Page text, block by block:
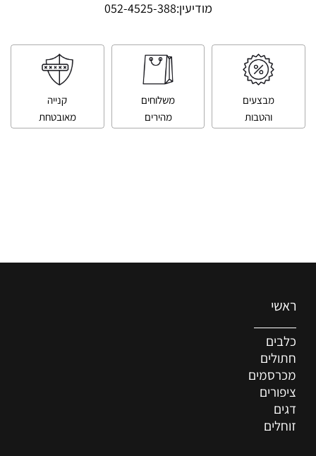
מודיעין:052-4525-388
מבצעים
והטבות
משלוחים
מהירים
קנייה
מאובטחת
ראשי
כלבים
חתולים
מכרסמים
ציפורים
דגים
זוחלים